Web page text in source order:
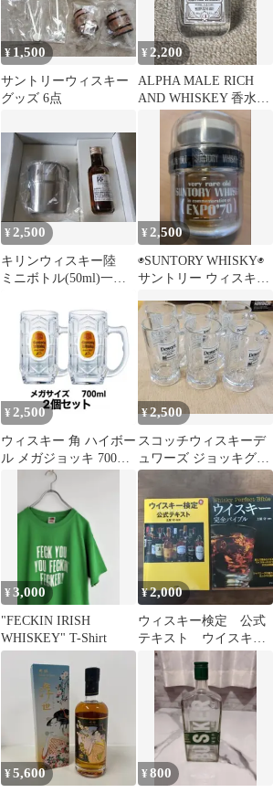
¥ 1,500
サントリーウィスキー
グッズ 6点
¥ 2,200
ALPHA MALE RICH
AND WHISKEY 香水
¥ 2,500
キリンウィスキー陸
ミニボトル(50ml)一
¥ 2,500
◉SUNTORY WHISKY◉
サントリー ウィスキー
¥ 2,500
ウィスキー 角 ハイボー
ル メガジョッキ 700ml
¥2,500
スコッチウィスキーデ
ュワーズ ジョッキグラ
ス、ハイボール 6個
デザイングラス
¥3,000
"FECKIN IRISH
WHISKEY" T-Shirt
¥2,000
ウィスキー検定 公式
テキスト ウイスキー
完全バイブル 2冊セッ
¥5,600 ¥800